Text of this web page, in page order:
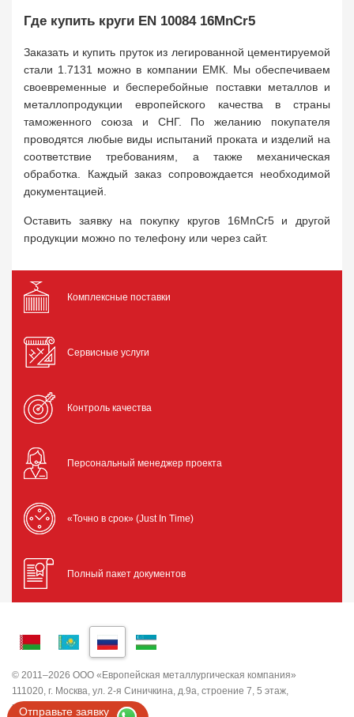
Отправьте заявку
Где купить круги EN 10084 16MnCr5
Заказать и купить пруток из легированной цементируемой
стали 1.7131 можно в компании ЕМК. Мы обеспечиваем
своевременные и бесперебойные поставки металлов и
металлопродукции европейского качества в страны
таможенного союза и СНГ. По желанию покупателя
проводятся любые виды испытаний проката и изделий на
соответствие требованиям, а также механическая
обработка. Каждый заказ сопровождается необходимой
документацией.
Оставить заявку на покупку кругов 16MnCr5 и другой
продукции можно по телефону или через сайт.
Комплексные поставки
Сервисные услуги
Контроль качества
Персональный менеджер проекта
«Точно в срок» (Just In Time)
Полный пакет документов
© 2011–2026 ООО «Европейская металлургическая компания»
111020, г. Москва, ул. 2-я Синичкина, д.9а, строение 7, 5 этаж,
помещение I, комната 5